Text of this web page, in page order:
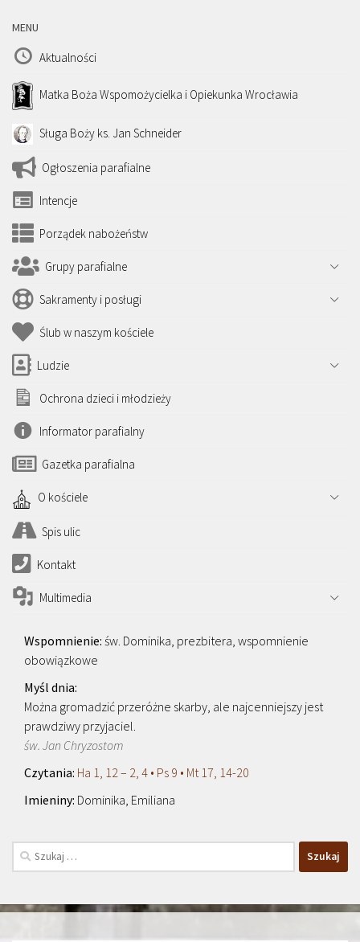
MENU
Aktualności
Matka Boża Wspomożycielka i Opiekunka Wrocławia
Sługa Boży ks. Jan Schneider
Ogłoszenia parafialne
Intencje
Porządek nabożeństw
Grupy parafialne
Sakramenty i posługi
Ślub w naszym kościele
Ludzie
Ochrona dzieci i młodzieży
Informator parafialny
Gazetka parafialna
O kościele
Spis ulic
Kontakt
Multimedia
św. Dominika, prezbitera, wspomnienie
obowiązkowe
Można gromadzić przeróżne skarby, ale najcenniejszy jest
prawdziwy przyjaciel.
św. Jan Chryzostom
Ha 1, 12 – 2, 4 • Ps 9 • Mt 17, 14-20
Dominika, Emiliana
Szukaj: